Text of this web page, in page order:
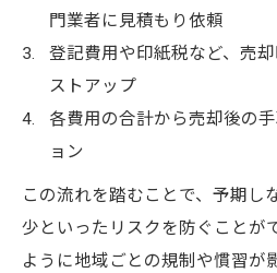
門業者に見積もり依頼
登記費用や印紙税など、売
ストアップ
各費用の合計から売却後の
ョン
この流れを踏むことで、予期し
少といったリスクを防ぐことが
ように地域ごとの規制や慣習が